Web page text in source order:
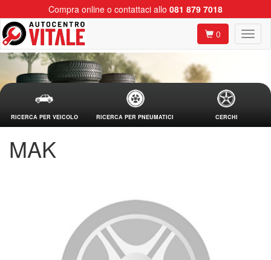
Compra online o contattaci allo 081 879 7018
0
RICERCA PER VEICOLO RICERCA PER PNEUMATICI CERCHI
MAK